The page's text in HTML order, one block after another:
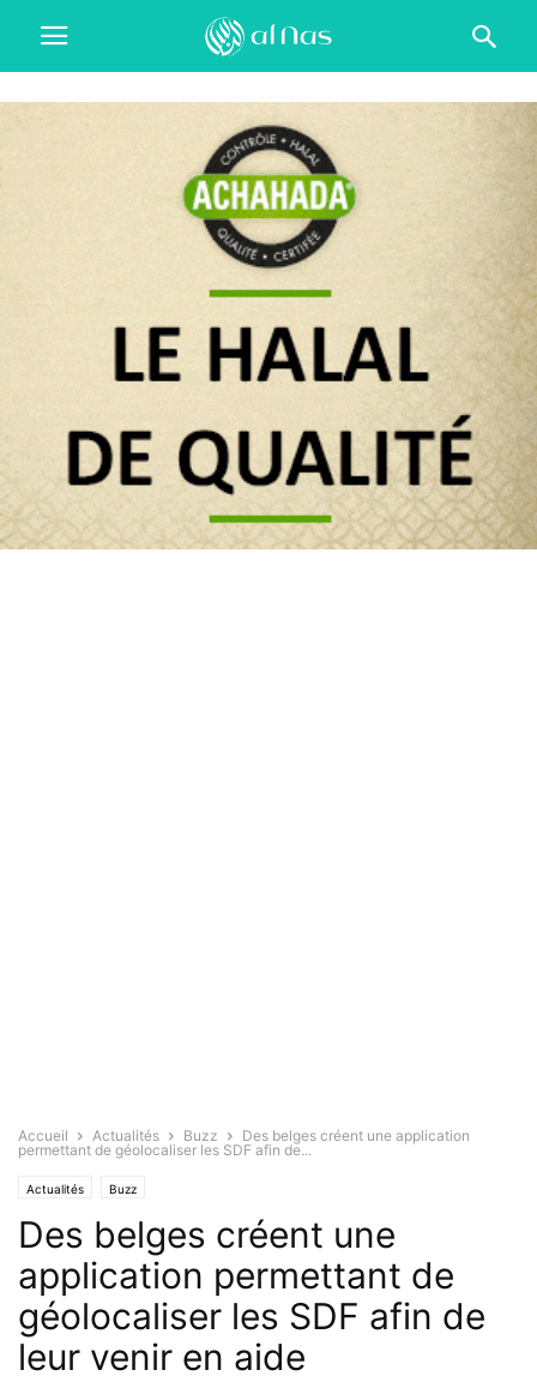
Accueil Actualités Buzz
Des belges créent une application
permettant de géolocaliser les SDF afin de...
Actualités Buzz
Des belges créent une
application permettant de
géolocaliser les SDF afin de
leur venir en aide